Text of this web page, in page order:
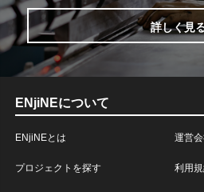
詳しく見
ENjiNEについて
ENjiNEとは
プロジェクトを探す
運営
利用